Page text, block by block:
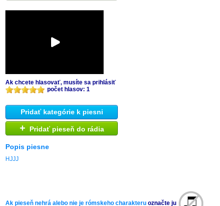
Ak chcete hlasovať, musíte sa prihlásiť
počet hlasov: 1
Pridať kategórie k piesni
+ Pridať pieseň do rádia
Popis piesne
HJJJ
Ak pieseň nehrá alebo nie je rómskeho charakteru označte ju